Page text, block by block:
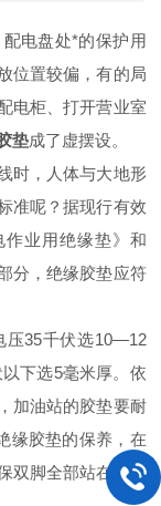
电盘处*的保护用
位置较偏，有的局
电柜、打开营业室
垫成了虚摆设。
时，人体与大地形
准呢？据现行有效
作业用绝缘垫》和
分，绝缘胶垫应符
压35千伏选10—12
下选5毫米厚。依
加油站的胶垫要耐
缘胶垫的保养，在
双脚全部站在绝缘